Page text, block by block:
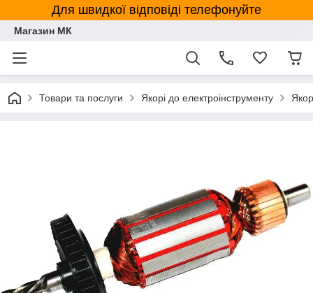
Для швидкої відповіді телефонуйте
Магазин МК
Товари та послуги Якорі до електроінструменту